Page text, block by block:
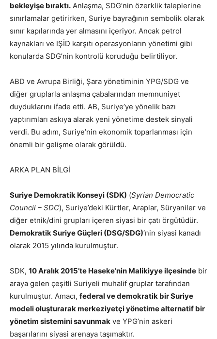
bekleyişe bıraktı. Anlaşma, SDG’nin özerklik taleplerine
sınırlamalar getirirken, Suriye bayrağının sembolik olarak
sınır kapılarında yer almasını içeriyor. Ancak petrol
kaynakları ve IŞİD karşıtı operasyonların yönetimi gibi
konularda SDG’nin kontrolü koruduğu belirtiliyor.
ABD ve Avrupa Birliği, Şara yönetiminin YPG/SDG ve
diğer gruplarla anlaşma çabalarından memnuniyet
duyduklarını ifade etti. AB, Suriye’ye yönelik bazı
yaptırımları askıya alarak yeni yönetime destek sinyali
verdi. Bu adım, Suriye’nin ekonomik toparlanması için
önemli bir gelişme olarak görüldü.
ARKA PLAN BİLGİ
Suriye Demokratik Konseyi (SDK) (Syrian Democratic
Council – SDC), Suriye’deki Kürtler, Araplar, Süryaniler ve
diğer etnik/dini grupları içeren siyasi bir çatı örgütüdür.
Demokratik Suriye Güçleri (DSG/SDG)‘nin siyasi kanadı
olarak 2015 yılında kurulmuştur.
SDK, 10 Aralık 2015’te Haseke’nin Malikiyye ilçesinde bir
araya gelen çeşitli Suriyeli muhalif gruplar tarafından
kurulmuştur. Amacı, federal ve demokratik bir Suriye
modeli oluşturarak merkeziyetçi yönetime alternatif bir
yönetim sistemini savunmak ve YPG’nin askeri
başarılarını siyasi arenaya taşımaktır.